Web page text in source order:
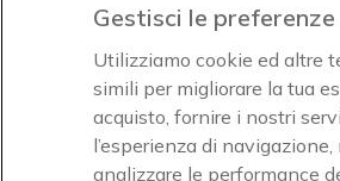
Icon
Icon
Paga facilmente ed in
Gestisci le
Utilizziamo cookie ed altre
simili per migliorare la tua
acquisto, fornire i nostri
l’esperienza di navigazione,
analizzare le performance